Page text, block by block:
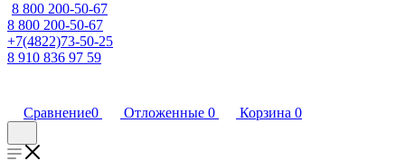
8 800 200-50-67
8 800 200-50-67
+7(4822)73-50-25
8 910 836 97 59
Сравнение0 Отложенные 0 Корзина 0